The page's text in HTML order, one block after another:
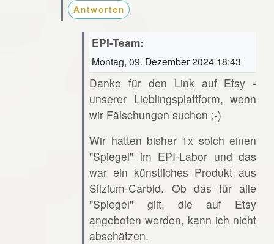
Antworten
EPI-Team:
Montag, 09. Dezember 2024 18:43
Danke für den Link auf Etsy -
unserer Lieblingsplattform, wenn
wir Fälschungen suchen ;-)
Wir hatten bisher 1x solch einen
"Spiegel" im EPI-Labor und das
war ein künstliches Produkt aus
Silzium-Carbid. Ob das für alle
"Spiegel" gilt, die auf Etsy
angeboten werden, kann ich nicht
abschätzen.